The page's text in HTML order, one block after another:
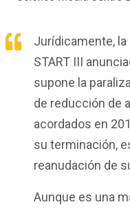
Jurídicamente,
START III
supone la
de reducción de
acordados en
su terminación,
reanudación de
Aunque es una